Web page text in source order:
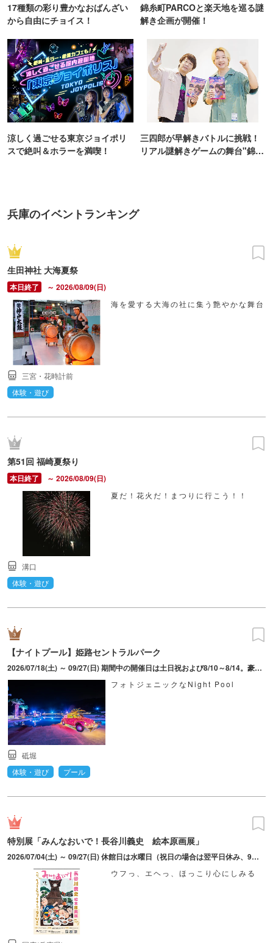
17種類の彩り豊かなおばんざい
から自由にチョイス！
錦糸町PARCOと楽天地を巡る謎
解き企画が開催！
涼しく過ごせる東京ジョイポリ
スで絶叫＆ホラーを満喫！
三四郎が早解きバトルに挑戦！
リアル謎解きゲームの舞台"錦糸
兵庫のイベントランキング
生田神社 大海夏祭
～ 2026/08/09(日)
海を愛する大海の社に集う艶やかな舞台
三宮・花時計前
体験・遊び
第51回 福崎夏祭り
～ 2026/08/09(日)
夏だ！花火だ！まつりに行こう！！
溝口
体験・遊び
【ナイトプール】姫路セントラルパーク
2026/07/18(土) ～ 09/27(日) 期間中の開催日は土日祝および8/10～8/14。豪雨・雷等の気象状況により利用不可となる場合あり。
フォトジェニックなNight Pool
砥堀
体験・遊び
プール
特別展「みんなおいで！長谷川義史 絵本原画展」
2026/07/04(土) ～ 09/27(日) 休館日は水曜日（祝日の場合は翌平日休み、9月9日は開館）、9月8日。最終入館16：30まで。
ウフっ、エヘっ、ほっこり心にしみる